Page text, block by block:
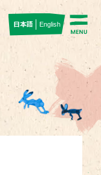
English
日本語